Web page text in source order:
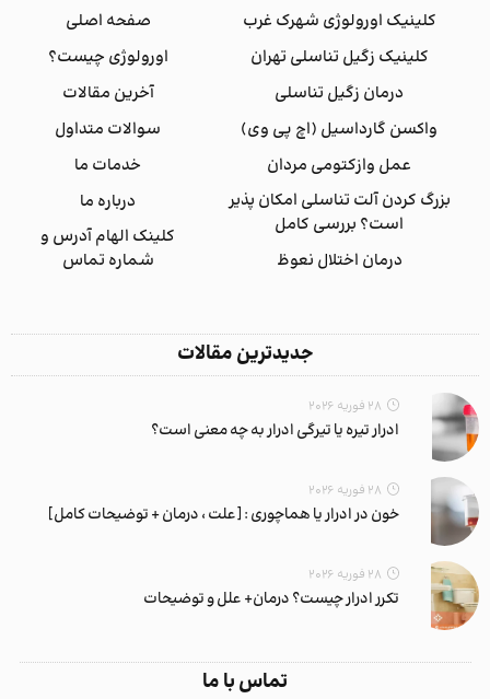
کلینیک اورولوژی شهرک غرب
کلینیک زگیل تناسلی تهران
درمان زگیل تناسلی
واکسن گارداسیل (اچ پی وی)
عمل وازکتومی مردان
بزرگ کردن آلت تناسلی امکان پذیر
است؟ بررسی کامل
درمان اختلال نعوظ
صفحه اصلی
اورولوژی چیست؟
آخرین مقالات
سوالات متداول
خدمات ما
درباره ما
کلینک الهام آدرس و
شماره تماس
جدیدترین مقالات
28 فوریه 2026
ادرار تیره یا تیرگی ادرار به چه معنی است؟
28 فوریه 2026
خون در ادرار یا هماچوری : [علت ، درمان + توضیحات کامل]
28 فوریه 2026
تکرر ادرار چیست؟ درمان+ علل و توضیحات
تماس با ما